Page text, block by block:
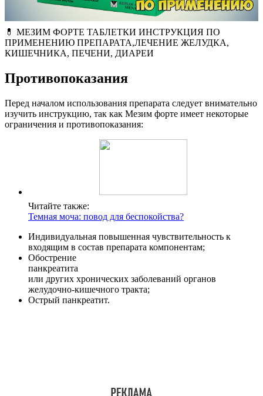
💊 МЕЗИМ ФОРТЕ ТАБЛЕТКИ ИНСТРУКЦИЯ ПО
ПРИМЕНЕНИЮ ПРЕПАРАТА,ЛЕЧЕНИЕ ЖЕЛУДКА,
КИШЕЧНИКА, ПЕЧЕНИ, ДИАРЕИ
Противопоказания
Перед началом использования препарата следует внимательно
изучить инструкцию, так как Мезим форте имеет некоторые
ограничения и противопоказания:
Читайте также:
Темная моча: повод для беспокойства?
Индивидуальная повышенная чувствительность к
входящим в состав препарата компонентам;
Обострение
панкреатита
или других хронических заболеваний органов
желудочно-кишечного тракта;
Острый панкреатит.